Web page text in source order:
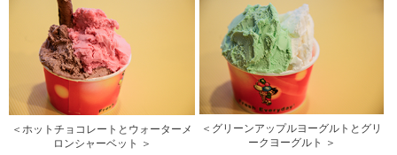
＜ホットチョコレートとウォーターメ
ロンシャーベット ＞
＜グリーンアップルヨーグルトとグリ
ークヨーグルト ＞